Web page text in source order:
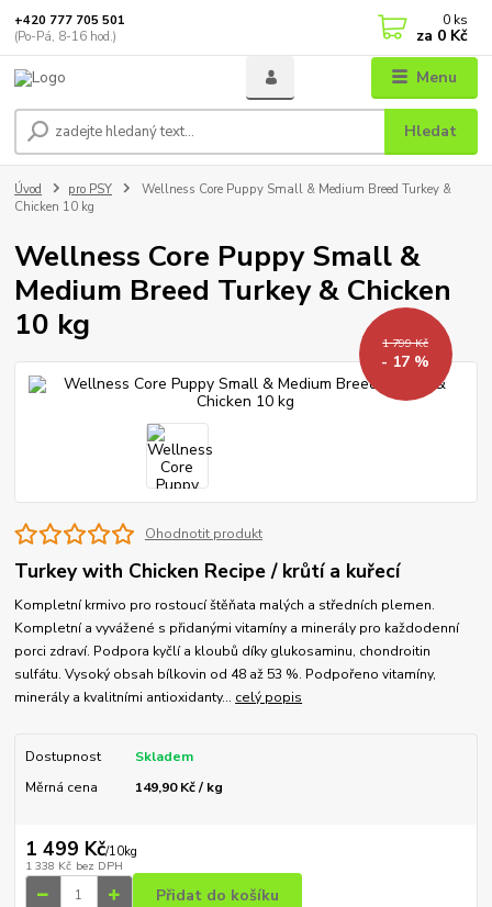
Menu
Hledat
+420 777 705 501
(Po-Pá, 8-16 hod.)
0 ks
za 0 Kč
Úvod pro PSY
Wellness Core Puppy Small & Medium Breed Turkey &
Chicken 10 kg
Wellness Core Puppy Small &
Medium Breed Turkey & Chicken
10 kg
1 799 Kč
- 17 %
Ohodnotit produkt
Turkey with Chicken Recipe / krůtí a kuřecí
Kompletní krmivo pro rostoucí štěňata malých a středních plemen.
Kompletní a vyvážené s přidanými vitamíny a minerály pro každodenní
porci zdraví. Podpora kyčlí a kloubů díky glukosaminu, chondroitin
sulfátu. Vysoký obsah bílkovin od 48 až 53 %. Podpořeno vitamíny,
minerály a kvalitními antioxidanty... celý popis
Dostupnost
Skladem
Měrná cena
149,90 Kč / kg
1 499 Kč/10kg
1 338 Kč bez DPH
Přidat do košíku